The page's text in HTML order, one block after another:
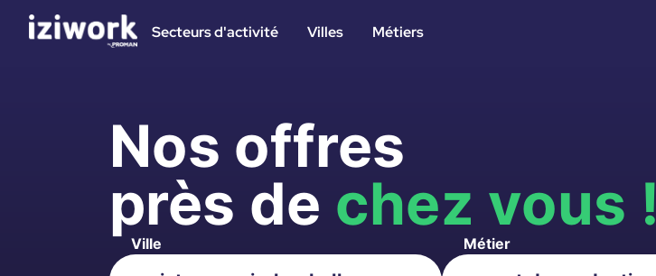
Secteurs d'activité Villes Métiers
Nos offres
près de chez vous !
Ville Métier